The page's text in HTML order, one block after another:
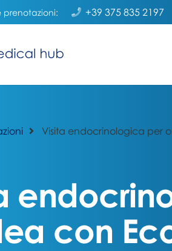
prenotazioni: +39 375 835 2197
Visita endocrinologica per
con